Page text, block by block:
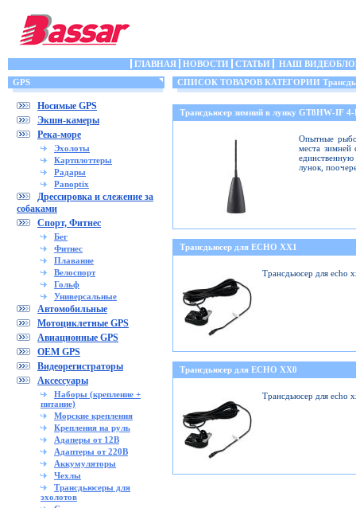
ГЛАВНАЯ НОВОСТИ СТАТЬИ
НАШ
GPS
Носимые GPS
Экшн-камеры
Река-море
Эхолоты
Картплоттеры
Радары
Panoptix
Дрессировка и слежение за
собаками
Спорт, Фитнес
Бег
Фитнес
Плавание
Велоспорт
Гольф
Универсальные
Автомобильные
Мотоциклетные GPS
Авиационные GPS
OEM GPS
Видеорегистраторы
Аксессуары
Наборы (крепление +
питание)
Морские крепления
Крепления на руль
Адаперы от 12В
Адаптеры от 220В
Аккумуляторы
Чехлы
Трансдьюсеры для
эхолотов
СПИСОК ТОВАРОВ КАТЕГОРИИ
Трансдьюсер зимний в лунку GT8HW-IF
Опытные
места зимней
лунок,
Трансдьюсер для ECHO XX1
Трансдьюсер для echo
Трансдьюсер для ECHO XX0
Трансдьюсер для echo